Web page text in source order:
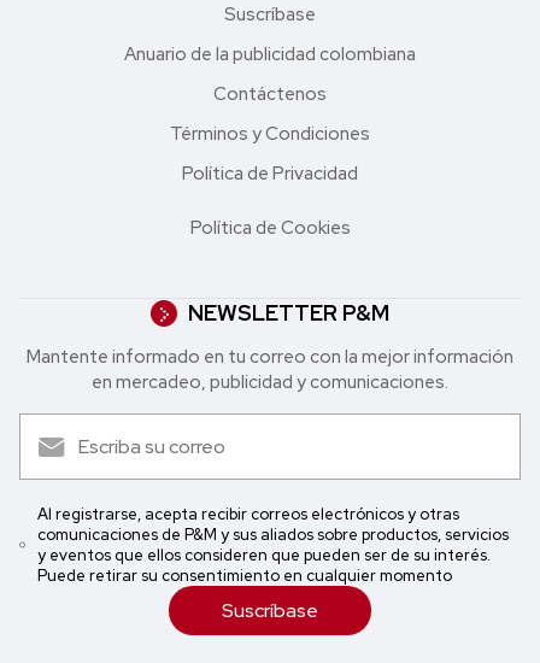
Suscríbase
Anuario de la publicidad colombiana
Contáctenos
Términos y Condiciones
Política de Privacidad
Política de Cookies
NEWSLETTER P&M
Mantente informado en tu correo con la mejor in formación
en mercadeo, publicidad y comunicaciones.
Al registrarse, acepta recibir correos electrónicos y otras
comunicaciones de P&M y sus aliados sobre productos, servicios
y eventos que ellos consideren que pueden ser de su interés.
Puede retirar su consentimiento en cualquier momento
Suscríbase